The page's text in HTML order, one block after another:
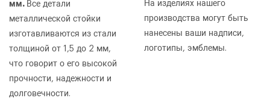
мм. Все детали
металлической стойки
изготавливаются из стали
толщиной от 1,5 до 2 мм,
что говорит о его высокой
прочности, надежности и
долговечности.
На изделиях нашего
производства могут быть
нанесены ваши надписи,
логотипы, эмблемы.